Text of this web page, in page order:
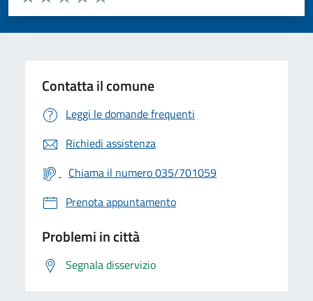
Valuta 5 stelle su 5
Valuta 4 stelle su 5
Valuta 3 stelle su 5
Valuta 2 stelle su 5
Valuta 1 stelle su 5
Contatta il comune
Leggi le domande frequenti
Richiedi assistenza
Chiama il numero 035/701059
Prenota appuntamento
Problemi in città
Segnala disservizio